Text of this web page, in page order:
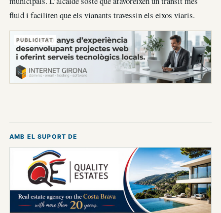
fluid i faciliten que els vianants travessin els eixos viaris.
PUBLICITAT
AMB EL SUPORT DE